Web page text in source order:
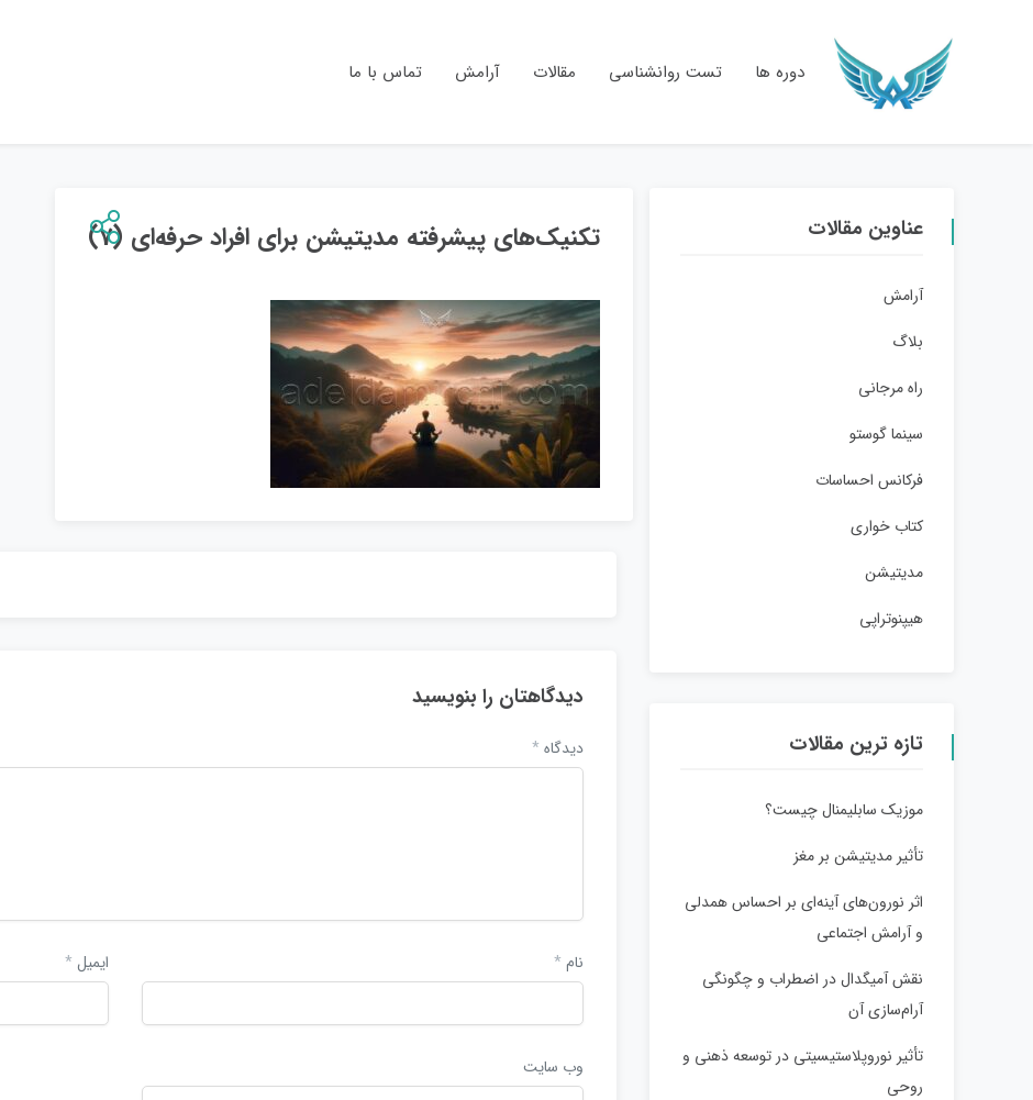
دوره ها تست روانشناسی مقالات آرامش تماس با ما
تکنیک‌های پیشرفته مدیتیشن برای افراد حرفه‌ای (7)
دیدگاهتان را بنویسید
دیدگاه *
نام * ایمیل *
وب‌ سایت
عناوین مقالات
آرامش
بلاگ
راه مرجانی
سینما گوستو
فرکانس احساسات
کتاب خواری
مدیتیشن
هیپنوتراپی
تازه ترین مقالات
موزیک سابلیمنال چیست؟
تأثیر مدیتیشن بر مغز
اثر نورون‌های آینه‌ای بر احساس همدلی
و آرامش اجتماعی
نقش آمیگدال در اضطراب و چگونگی
آرام‌سازی آن
تأثیر نوروپلاستیسیتی در توسعه ذهنی و
روحی